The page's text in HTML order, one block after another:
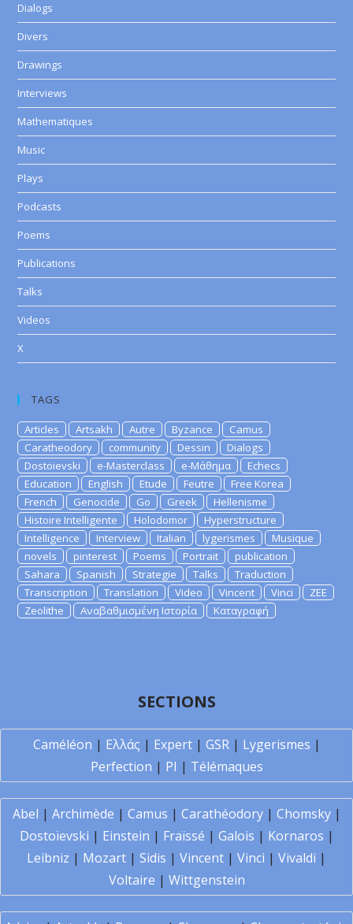
Dialogs
Divers
Drawings
Interviews
Mathematiques
Music
Plays
Podcasts
Poems
Publications
Talks
Videos
X
TAGS
Articles Artsakh Autre Byzance
Camus
Caratheodory
community Dessin
Dialogs
Dostoievski
e-Masterclass e-Μάθημα
Echecs
Education
English Etude Feutre
Free Korea
French
Genocide Go Greek
Hellenisme
Histoire Intelligente
Holodomor
Hyperstructure
Intelligence
Interview Italian lygerismes
Musique
novels
pinterest Poems Portrait
publication
Sahara
Spanish Strategie Talks
Traduction
Transcription
Translation Video Vincent Vinci
ZEE
Zeolithe
Αναβαθμισμένη Ιστορία Καταγραφή
SECTIONS
Caméléon | Ελλάς | Expert| GSR| Lygerismes |
Perfection | PI | Télémaques
Abel | Archimède | Camus | Carathéodory| Chomsky|
Dostoïevski | Einstein | Fraïssé | Galois | Kornaros |
Leibniz | Mozart | Sidis | Vincent | Vinci | Vivaldi |
Voltaire | Wittgenstein